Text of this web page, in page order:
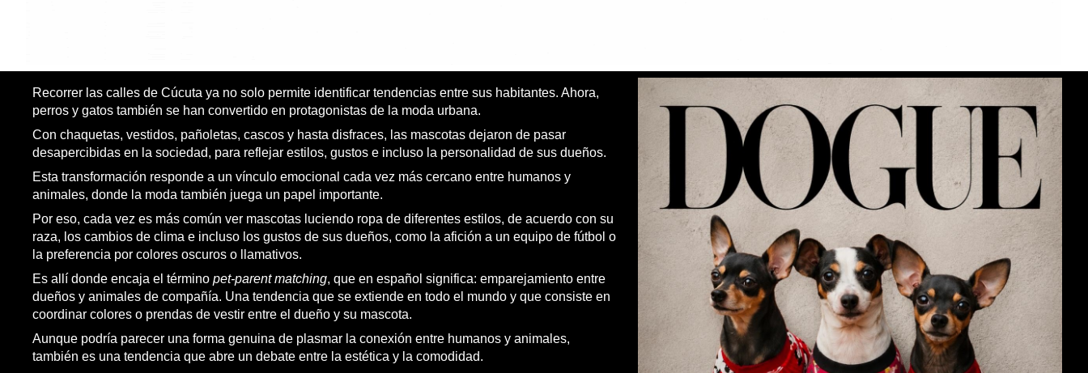
Recorrer las calles de Cúcuta ya no solo permite identificar tendencias entre sus habitantes. Ahora,
perros y gatos también se han convertido en protagonistas de la moda urbana.
Con chaquetas, vestidos, pañoletas, cascos y hasta disfraces, las mascotas dejaron de pasar
desapercibidas en la sociedad, para reflejar estilos, gustos e incluso la personalidad de sus dueños.
Esta transformación responde a un vínculo emocional cada vez más cercano entre humanos y
animales, donde la moda también juega un papel importante.
Por eso, cada vez es más común ver mascotas luciendo ropa de diferentes estilos, de acuerdo con su
raza, los cambios de clima e incluso los gustos de sus dueños, como la afición a un equipo de fútbol o
la preferencia por colores oscuros o llamativos.
Es allí donde encaja el términopet-parent matching, que en español significa: emparejamiento entre
dueños y animales de compañía. Una tendencia que se extiende en todo el mundo y que consiste en
coordinar colores o prendas de vestir entre el dueño y su mascota.
Aunque podría parecer una forma genuina de plasmar la conexión entre humanos y animales,
también es una tendencia que abre un debate entre la estética y la comodidad.